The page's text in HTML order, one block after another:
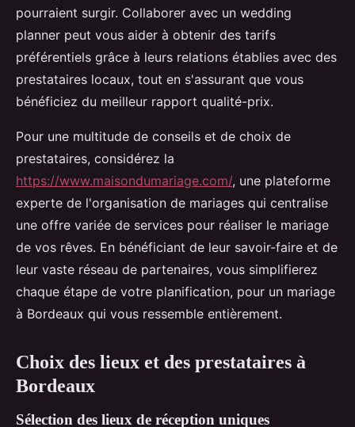
pourraient surgir. Collaborer avec un wedding
planner peut vous aider à obtenir des tarifs
préférentiels grâce à leurs relations établies avec des
prestataires locaux, tout en s'assurant que vous
bénéficiez du meilleur rapport qualité-prix.
Pour une multitude de conseils et de choix de
prestataires, considérez la
https://www.maisondumariage.com/, une plateforme
experte de l'organisation de mariages qui centralise
une offre variée de services pour réaliser le mariage
de vos rêves. En bénéficiant de leur savoir-faire et de
leur vaste réseau de partenaires, vous simplifierez
chaque étape de votre planification, pour un mariage
à Bordeaux qui vous ressemble entièrement.
Choix des lieux et des prestataires à
Bordeaux
Sélection des lieux de réception uniques